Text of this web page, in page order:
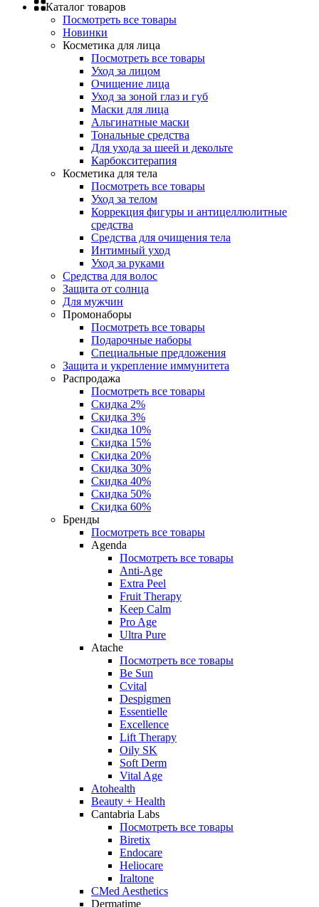
Каталог товаров
Посмотреть все товары
Новинки
Косметика для лица
Посмотреть все товары
Уход за лицом
Очищение лица
Уход за зоной глаз и губ
Маски для лица
Альгинатные маски
Тональные средства
Для ухода за шеей и декольте
Карбокситерапия
Косметика для тела
Посмотреть все товары
Уход за телом
Коррекция фигуры и антицеллюлитные
средства
Средства для очищения тела
Интимный уход
Уход за руками
Средства для волос
Защита от солнца
Для мужчин
Промонаборы
Посмотреть все товары
Подарочные наборы
Специальные предложения
Защита и укрепление иммунитета
Распродажа
Посмотреть все товары
Скидка 2%
Скидка 3%
Скидка 10%
Скидка 15%
Скидка 20%
Скидка 30%
Скидка 40%
Скидка 50%
Скидка 60%
Бренды
Посмотреть все товары
Agenda
Посмотреть все товары
Anti‑Age
Extra Peel
Fruit Therapy
Keep Calm
Pro Age
Ultra Pure
Atache
Посмотреть все товары
Be Sun
Cvital
Despigmen
Essentielle
Excellence
Lift Therapy
Oily SK
Soft Derm
Vital Age
Atohealth
Beauty + Health
Cantabria Labs
Посмотреть все товары
Biretix
Endocare
Heliocare
Iraltone
CMed Aesthetics
Dermatime